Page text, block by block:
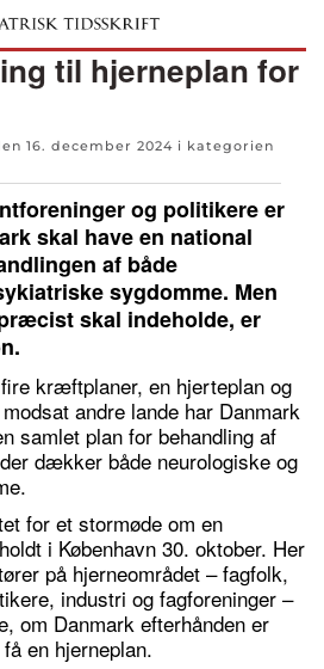
til hjerneplan for
16. december 2024 i kategorien
og politikere er
skal have en national
af både
sygdomme. Men
skal indeholde, er
kræftplaner, en hjerteplan og
andre lande har Danmark
samlet plan for behandling af
dækker både neurologiske og
for et stormøde om en
i København 30. oktober. Her
på hjerneområdet – fagfolk,
industri og fagforeninger –
om Danmark efterhånden er
en hjerneplan.